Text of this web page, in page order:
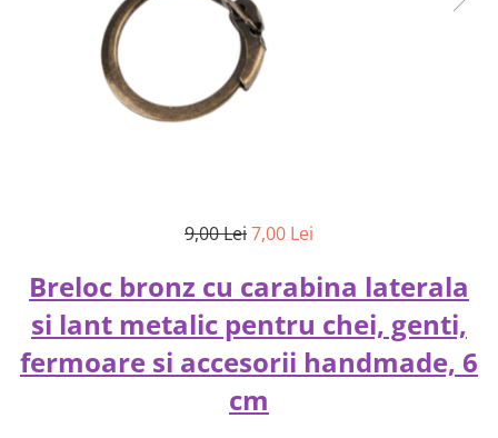
9,00 Lei7,00 Lei
Breloc bronz cu carabina laterala
si lant metalic pentru chei, genti,
fermoare si accesorii handmade, 6
cm